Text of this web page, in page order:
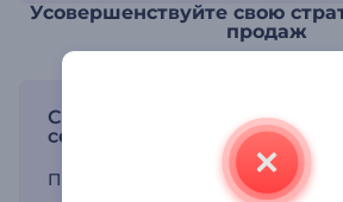
Усовершенствуйте свою
продаж
Создавайте
сезонных распродаж
Привлекайте внимание